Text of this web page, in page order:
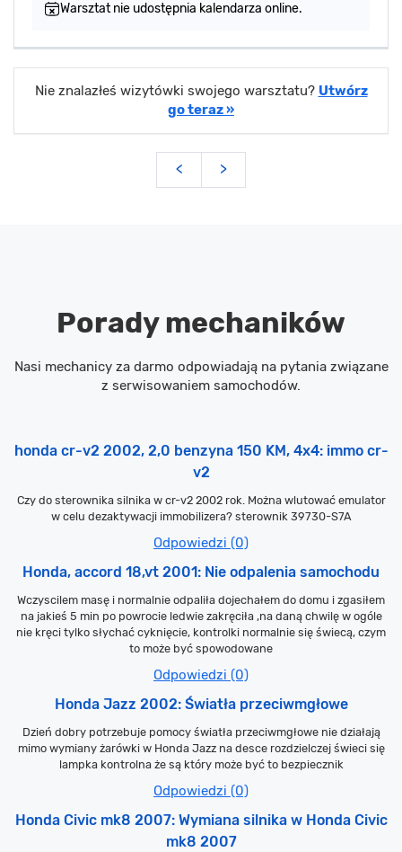
Warsztat nie udostępnia kalendarza online.
Nie znalazłeś wizytówki swojego warsztatu? Utwórz
go teraz »
< >
Porady mechaników
Nasi mechanicy za darmo odpowiadają na pytania związane
z serwisowaniem samochodów.
honda cr-v2 2002, 2,0 benzyna 150 KM, 4x4: immo cr-
v2
Czy do sterownika silnika w cr-v2 2002 rok. Można wlutować emulator
w celu dezaktywacji immobilizera? sterownik 39730-S7A
Odpowiedzi (0)
Honda, accord 18,vt 2001: Nie odpalenia samochodu
Wczyscilem masę i normalnie odpaliła dojechałem do domu i zgasiłem
na jakieś 5 min po powrocie ledwie zakręciła ,na daną chwilę w ogóle
nie kręci tylko słychać cyknięcie, kontrolki normalnie się świecą, czym
to może być spowodowane
Odpowiedzi (0)
Honda Jazz 2002: Światła przeciwmgłowe
Dzień dobry potrzebuje pomocy światła przeciwmgłowe nie działają
mimo wymiany żarówki w Honda Jazz na desce rozdzielczej świeci się
lampka kontrolna że są który może być to bezpiecznik
Odpowiedzi (0)
Honda Civic mk8 2007: Wymiana silnika w Honda Civic
mk8 2007